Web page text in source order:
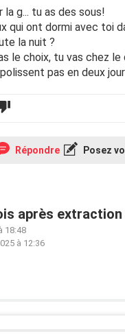
g... tu as des sous!
qui ont dormi avec toi
la nuit ?
le choix, tu vas chez
pas en deux
Répondre Posez
après
18:48
à 12:36